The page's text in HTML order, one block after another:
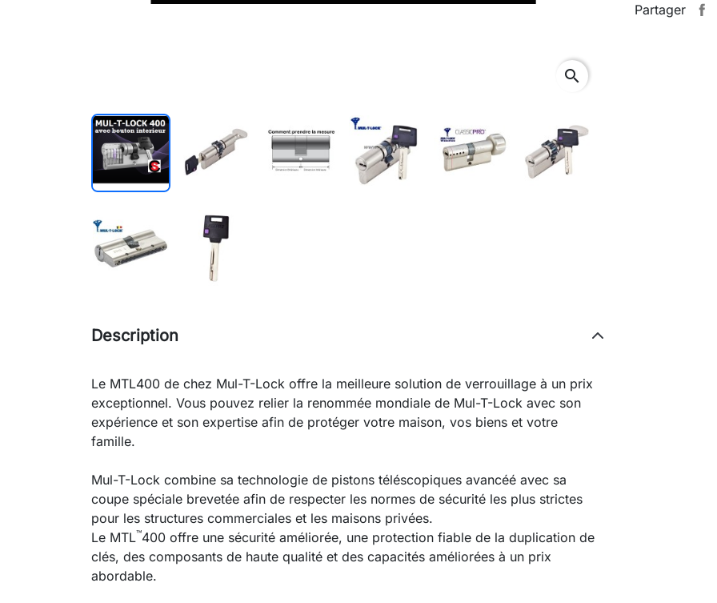
search
Partager
Description
Le MTL400 de chez Mul-T-Lock offre la meilleure solution de verrouillage à un prix
exceptionnel. Vous pouvez relier la renommée mondiale de Mul-T-Lock avec son
expérience et son expertise afin de protéger votre maison, vos biens et votre
famille.
Mul-T-Lock combine sa technologie de pistons téléscopiques avancéé avec sa
coupe spéciale brevetée afin de respecter les normes de sécurité les plus strictes
pour les structures commerciales et les maisons privées.
Le MTL™400 offre une sécurité améliorée, une protection fiable de la duplication de
clés, des composants de haute qualité et des capacités améliorées à un prix
abordable.